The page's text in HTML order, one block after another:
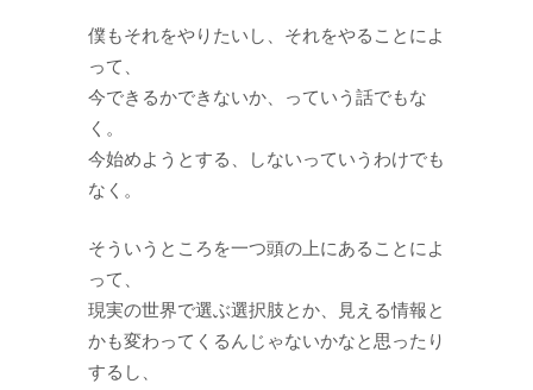
僕もそれをやりたいし、それをやることによ
って、
今できるかできないか、っていう話でもな
く。
今始めようとする、しないっていうわけでも
なく。
そういうところを一つ頭の上にあることによ
って、
現実の世界で選ぶ選択肢とか、見える情報と
かも変わってくるんじゃないかなと思ったり
するし、